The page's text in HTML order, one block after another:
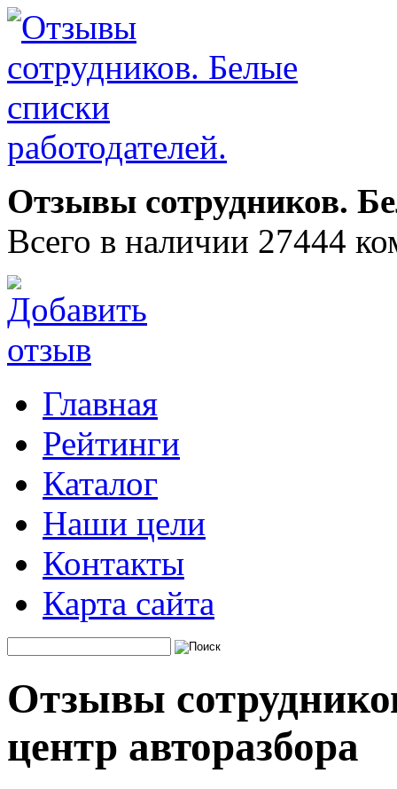
Отзывы сотрудников.
Всего в наличии 27444
Главная
Рейтинги
Каталог
Наши цели
Контакты
Карта сайта
Отзывы
центр авторазбора